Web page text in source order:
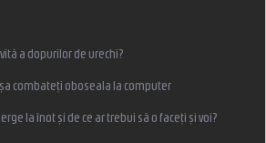
a dopurilor de urechi?
combateți oboseala la computer
la înot și de ce ar trebui să o faceți și voi?